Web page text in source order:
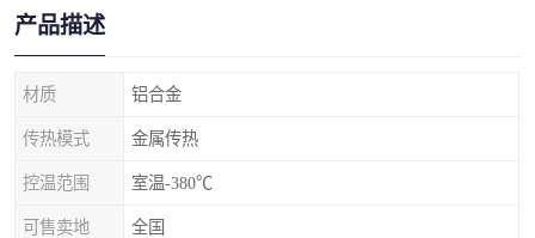
产品描述
材质 铝合金
传热模式 金属传热
控温范围 室温-380℃
可售卖地 全国